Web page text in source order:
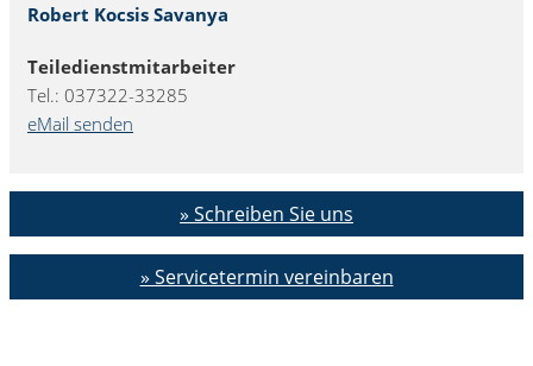
Robert Kocsis Savanya
Teiledienstmitarbeiter
Tel.: 037322-33285
eMail senden
» Schreiben Sie uns
» Servicetermin vereinbaren